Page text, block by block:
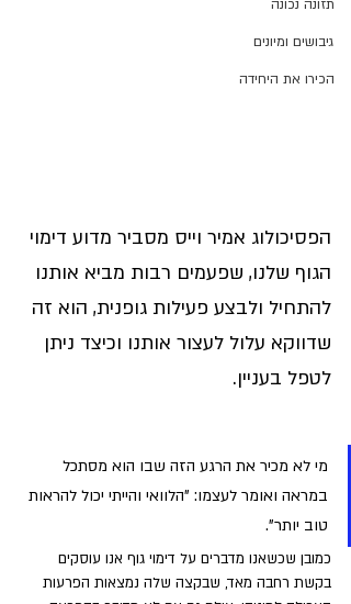
תזונה נכונה
גיבושים ומיונים
הכירו את היחידה
הפסיכולוג אמיר וייס מסביר מדוע דימוי
הגוף שלנו, שפעמים רבות מביא אותנו
להתחיל ולבצע פעילות גופנית, הוא זה
שדווקא עלול לעצור אותנו וכיצד ניתן
לטפל בעניין.
מי לא מכיר את הרגע הזה שבו הוא מסתכל
במראה ואומר לעצמו: "הלוואי והייתי יכול להראות
טוב יותר".
כמובן שכשאנו מדברים על דימוי גוף אנו עוסקים
בקשת רחבה מאד, שבקצה שלה נמצאות הפרעות